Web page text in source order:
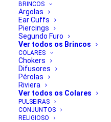
BRINCOS
Argolas
Ear Cuffs
Piercings
Segundo Furo
Ver todos os Brincos
COLARES
Chokers
Difusores
Pérolas
Riviera
Ver todos os Colares
PULSEIRAS
CONJUNTOS
RELIGIOSO